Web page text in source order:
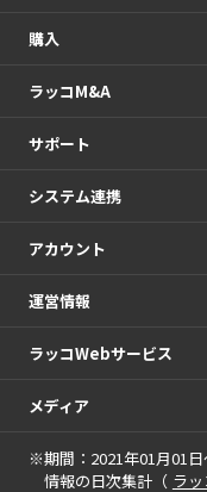
購入
ラッコM&A
サポート
システム連携
アカウント
運営情報
ラッコWebサービス
メディア
※期間：2021年01月01
情報の日次集計（ ラ